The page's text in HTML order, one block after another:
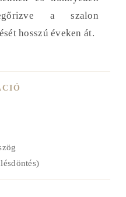
a szalon
hosszú éveken át.